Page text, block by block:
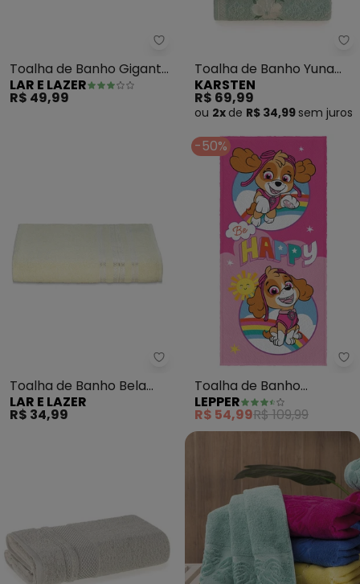
Lar e Lazer - Toalha de Banho
Toalha de Banho Gigante
(Petróleo)
LAR E LAZER
R$ 49,99
Toalha de Banho Yuna
(Deserto)
KARSTEN
R$ 69,99
ou 2x de R$ 34,99 sem juros
Lar e Lazer - Toalha de Banho
Toalha de Banho Bela
Royale (Pérola)
LAR E LAZER
R$ 34,99
-50%
Toalha de Banho
(Patrulha Canina Menina)
1 Peça
LEPPER
R$ 54,99R$ 109,99